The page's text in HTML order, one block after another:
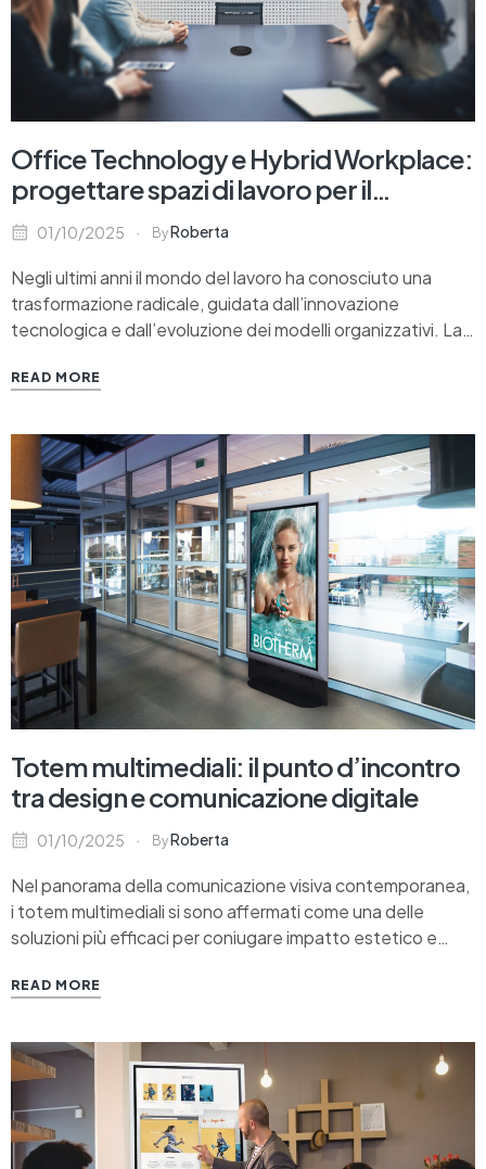
Office Technology e Hybrid Workplace:
progettare spazi di lavoro per il
benessere digitale
01/10/2025 ByRoberta
Negli ultimi anni il mondo del lavoro ha conosciuto una
trasformazione radicale, guidata dall’innovazione
tecnologica e dall’evoluzione dei modelli organizzativi. La
possibile comunicare in tempo reale, condividere dati e
dell’ufficio tradizionale. Nonostante ciò, gli…
READ MORE
Totem multimediali: il punto d’incontro
tra design e comunicazione digitale
01/10/2025 ByRoberta
Nel panorama della comunicazione visiva contemporanea,
i totem multimediali si sono affermati come una delle
soluzioni più efficaci per coniugare impatto estetico e
cartacei, questi dispositivi uniscono design, interattività e
per dialogare con clienti, visitatori e collaboratori.…
READ MORE